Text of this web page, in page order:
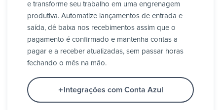
e transforme seu trabalho em uma engrenagem
produtiva. Automatize lançamentos de entrada e
saída, dê baixa nos recebimentos assim que o
pagamento é confirmado e mantenha contas a
pagar e a receber atualizadas, sem passar horas
fechando o mês na mão.
Integrações com Conta Azul